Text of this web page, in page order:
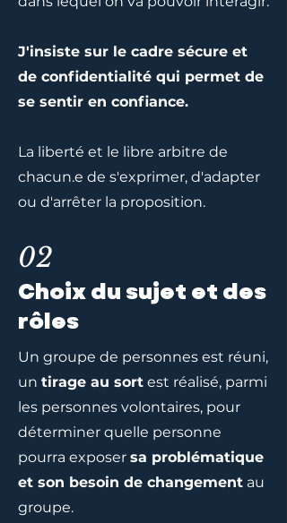
J'insiste sur le cadre sécure et
de confidentialité qui permet de
se sentir en confiance.
La liberté et le libre arbitre de
chacun.e de s'exprimer, d'adapter
ou d'arrêter la proposition.
02
Choix du sujet et des
rôles
Un groupe de personnes est réuni,
un tirage au sort est réalisé, parmi
les personnes volontaires, pour
déterminer quelle personne
pourra exposer sa problématique
et son besoin de changement au
groupe.